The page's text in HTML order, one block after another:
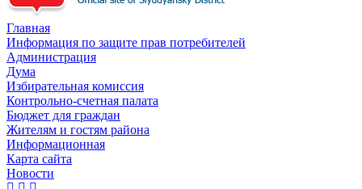
Главная
Информация по защите прав потребителей
Администрация
Дума
Избирательная комиссия
Контрольно-счетная палата
Бюджет для граждан
Жителям и гостям района
Информационная
Карта сайта
Новости